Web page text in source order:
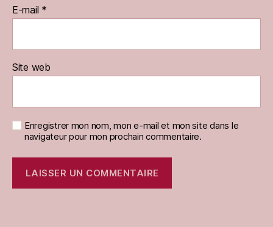
E-mail *
Site web
Enregistrer mon nom, mon e-mail et mon site dans le
navigateur pour mon prochain commentaire.